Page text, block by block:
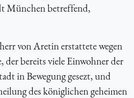
München betreffend,
von Aretin erstattete wegen
der bereits viele Einwohner der
in Bewegung gesezt, und
des königlichen geheimen